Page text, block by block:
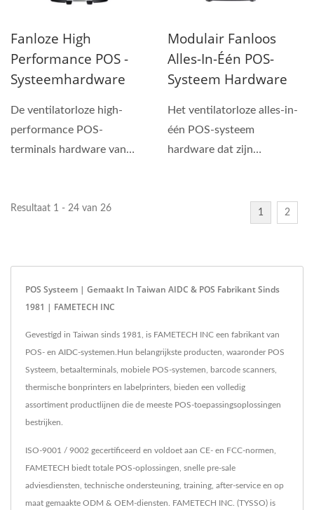
Fanloze High
Performance POS -
Systeemhardware
De ventilatorloze high-
performance POS-
terminals hardware van
Modulair Fanloos
Alles-In-Één POS-
Systeem Hardware
Het ventilatorloze alles-in-
één POS-systeem
hardware dat zijn
Resultaat 1 - 24 van 26 1 2
POS Systeem | Gemaakt In Taiwan AIDC & POS Fabrikant Sinds
1981 | FAMETECH INC
Gevestigd in Taiwan sinds 1981, is FAMETECH INC een fabrikant van
POS- en AIDC-systemen.Hun belangrijkste producten, waaronder POS
Systeem, betaalterminals, mobiele POS-systemen, barcode scanners,
thermische bonprinters en labelprinters, bieden een volledig
assortiment productlijnen die de meeste POS-toepassingsoplossingen
bestrijken.
ISO-9001 / 9002 gecertificeerd en voldoet aan CE- en FCC-normen,
FAMETECH biedt totale POS-oplossingen, snelle pre-sale
adviesdiensten, technische ondersteuning, training, after-service en op
maat gemaakte ODM & OEM-diensten. FAMETECH INC. (TYSSO) is